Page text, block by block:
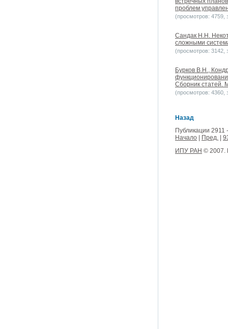
проблем
(просмотров: 4759,
Сандак Н.Н.
сложными
(просмотров: 3142,
Бурков В.Н.,
Сборник статей.
(просмотров: 4360,
Назад
Публикации 2911
Начало
Пред.
ИПУ РАН © 2007.